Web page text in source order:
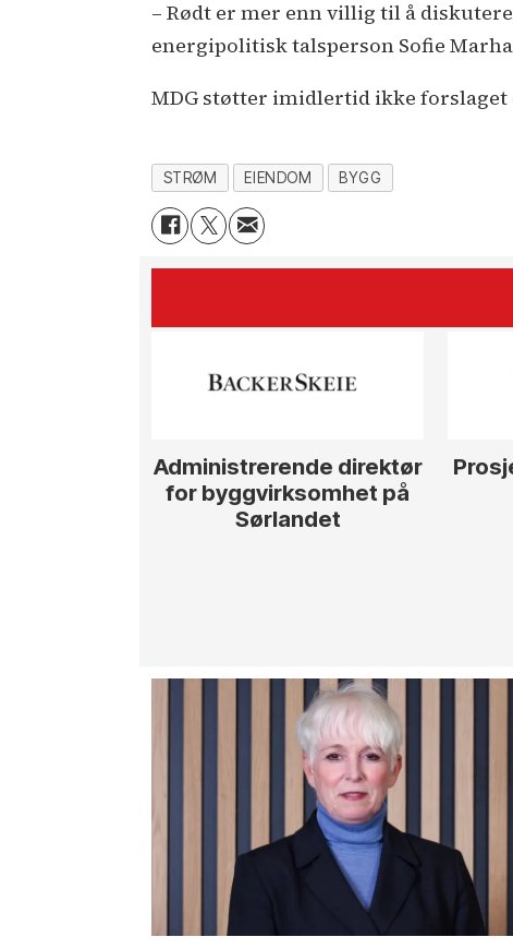
– Rødt er mer enn villig til å
energipolitisk talsperson Sofie
MDG støtter imidlertid ikke
STRØM EIENDOM BYGG
Administrerende direktør
for byggvirksomhet på
Sørlandet